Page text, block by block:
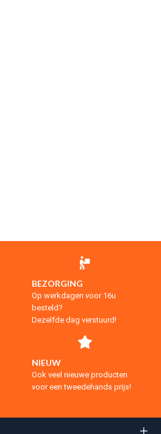
BEZORGING
Op werkdagen voor 16u
besteld?
Dezelfde dag verstuurd!
NIEUW
Ook veel nieuwe producten
voor een tweedehands prijs!